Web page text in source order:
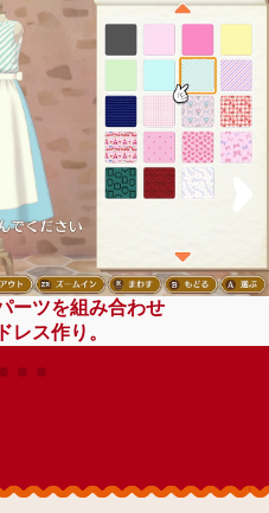
ーツを組み合わせ
レス作り。